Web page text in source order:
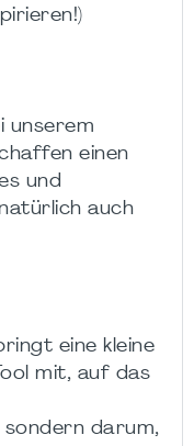
unserem
einen
und
auch
eine kleine
mit, auf das
sondern darum,